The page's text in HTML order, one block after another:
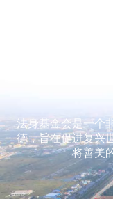
法身基金会是一个
德，旨在促进复兴
将善美